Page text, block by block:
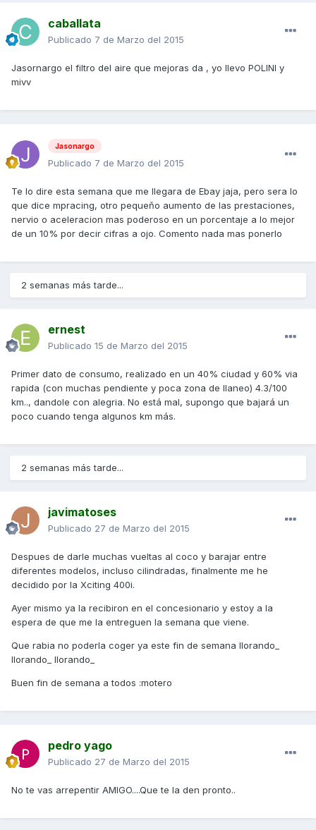
caballata
Publicado 7 de Marzo del 2015
Jasornargo el filtro del aire que mejoras da , yo llevo POLINI y
mivv
Jasonargo
Publicado 7 de Marzo del 2015
Te lo dire esta semana que me llegara de Ebay jaja, pero sera lo
que dice mpracing, otro pequeňo aumento de las prestaciones,
nervio o aceleracion mas poderoso en un porcentaje a lo mejor
de un 10% por decir cifras a ojo. Comento nada mas ponerlo
2 semanas más tarde...
ernest
Publicado 15 de Marzo del 2015
Primer dato de consumo, realizado en un 40% ciudad y 60% via
rapida (con muchas pendiente y poca zona de llaneo) 4.3/100
km.., dandole con alegria. No está mal, supongo que bajará un
poco cuando tenga algunos km más.
2 semanas más tarde...
javimatoses
Publicado 27 de Marzo del 2015
Despues de darle muchas vueltas al coco y barajar entre
diferentes modelos, incluso cilindradas, finalmente me he
decidido por la Xciting 400i.
Ayer mismo ya la recibiron en el concesionario y estoy a la
espera de que me la entreguen la semana que viene.
Que rabia no poderla coger ya este fin de semana llorando_
llorando_ llorando_
Buen fin de semana a todos :motero
pedro yago
Publicado 27 de Marzo del 2015
No te vas arrepentir AMIGO....Que te la den pronto..